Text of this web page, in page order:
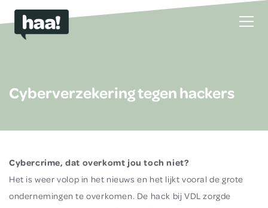
Cyberverzekering tegen hackers
Cybercrime, dat overkomt jou toch niet?
Het is weer volop in het nieuws en het lijkt vooral de grote
ondernemingen te overkomen. De hack bij VDL zorgde